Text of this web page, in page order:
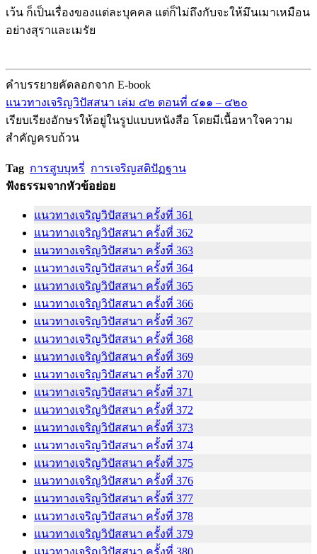
เว้น ก็เป็นเรื่องของแต่ละบุคคล แต่ก็ไม่ถึงกับจะให้มึนเมาเหมือน
อย่างสุราและเมรัย
คำบรรยายคัดลอกจาก E-book
แนวทางเจริญวิปัสสนา เล่ม ๔๒ ตอนที่ ๔๑๑ – ๔๒๐
เรียบเรียงอักษรให้อยู่ในรูปแบบหนังสือ โดยมีเนื้อหาใจความ
สำคัญครบถ้วน
Tag การสูบบุหรี่ การเจริญสติปัฏฐาน
ฟังธรรมจากหัวข้อย่อย
แนวทางเจริญวิปัสสนา ครั้งที่ 361
แนวทางเจริญวิปัสสนา ครั้งที่ 362
แนวทางเจริญวิปัสสนา ครั้งที่ 363
แนวทางเจริญวิปัสสนา ครั้งที่ 364
แนวทางเจริญวิปัสสนา ครั้งที่ 365
แนวทางเจริญวิปัสสนา ครั้งที่ 366
แนวทางเจริญวิปัสสนา ครั้งที่ 367
แนวทางเจริญวิปัสสนา ครั้งที่ 368
แนวทางเจริญวิปัสสนา ครั้งที่ 369
แนวทางเจริญวิปัสสนา ครั้งที่ 370
แนวทางเจริญวิปัสสนา ครั้งที่ 371
แนวทางเจริญวิปัสสนา ครั้งที่ 372
แนวทางเจริญวิปัสสนา ครั้งที่ 373
แนวทางเจริญวิปัสสนา ครั้งที่ 374
แนวทางเจริญวิปัสสนา ครั้งที่ 375
แนวทางเจริญวิปัสสนา ครั้งที่ 376
แนวทางเจริญวิปัสสนา ครั้งที่ 377
แนวทางเจริญวิปัสสนา ครั้งที่ 378
แนวทางเจริญวิปัสสนา ครั้งที่ 379
แนวทางเจริญวิปัสสนา ครั้งที่ 380